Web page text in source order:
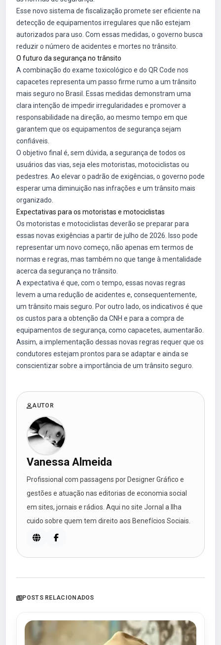
Esse novo sistema de fiscalização promete ser eficiente na
detecção de equipamentos irregulares que não estejam
autorizados para uso. Com essas medidas, o governo busca
reduzir o número de acidentes e mortes no trânsito.
O futuro da segurança no trânsito
A combinação do exame toxicológico e do QR Code nos
capacetes representa um passo firme rumo a um trânsito
mais seguro no Brasil. Essas medidas demonstram uma
clara intenção de impedir irregularidades e promover a
responsabilidade na direção, ao mesmo tempo em que
garantem que os equipamentos de segurança sejam
confiáveis.
O objetivo final é, sem dúvida, a segurança de todos os
usuários das vias, seja eles motoristas, motociclistas ou
pedestres. Ao elevar o padrão de exigências, o governo pode
esperar uma diminuição nas infrações e um trânsito mais
organizado.
Expectativas para os motoristas e motociclistas
Os motoristas e motociclistas deverão se preparar para
essas novas exigências a partir de julho de 2026. Isso pode
representar um novo começo, não apenas em termos de
normas e regras, mas também no que tange à mentalidade
acerca da segurança no trânsito.
A expectativa é que, com o tempo, essas novas regras
levem a uma redução de acidentes e, consequentemente,
um trânsito mais seguro. Por outro lado, os indicativos é que
os custos para a obtenção da CNH e para a compra de
equipamentos de segurança, como capacetes, aumentarão.
Assim, a implementação dessas novas regras requer que os
condutores estejam prontos para se adaptar e ainda se
conscientizar sobre a importância de um trânsito seguro.
AUTOR
Vanessa Almeida
Profissional com passagens por Designer Gráfico e
gestões e atuação nas editorias de economia social
em sites, jornais e rádios. Aqui no site Jornal a Ilha
cuido sobre quem tem direito aos Benefícios Sociais.
POSTS RELACIONADOS